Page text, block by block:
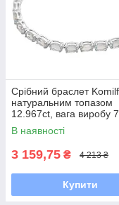
Срібний браслет
натуральним топазом
12.967ct, вага виробу
(2166627) 1720 розмір
В наявності
3 159,75 ₴ 4 213 ₴
Купити